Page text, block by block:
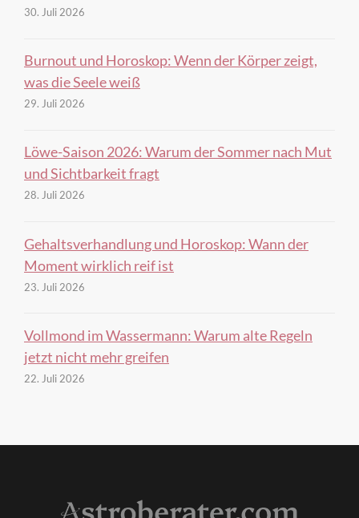
30. Juli 2026
Burnout und Horoskop: Wenn der Körper zeigt,
was die Seele weiß
29. Juli 2026
Löwe-Saison 2026: Warum der Sommer nach Mut
und Sichtbarkeit fragt
28. Juli 2026
Gehaltsverhandlung und Horoskop: Wann der
Moment wirklich reif ist
23. Juli 2026
Vollmond im Wassermann: Warum alte Regeln
jetzt nicht mehr greifen
22. Juli 2026